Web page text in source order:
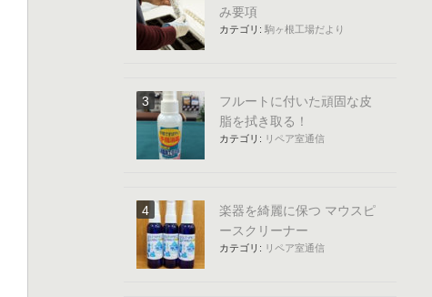
み要項
カテゴリ: 駒ヶ根工場だより
フルートに付いた頑固な皮
脂を拭き取る！
カテゴリ: リペア室通信
楽器を綺麗に保つ マウスピ
ースクリーナー
カテゴリ: リペア室通信